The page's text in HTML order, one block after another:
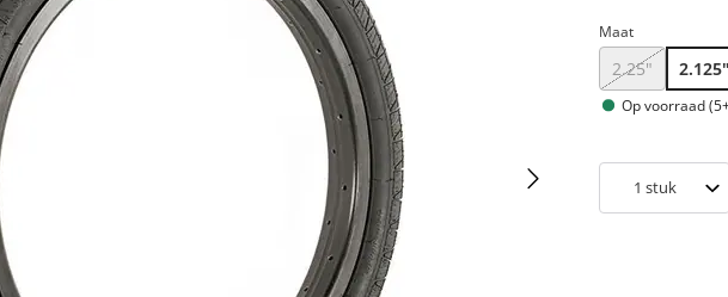
Maat
2.25" 2.125"
Op voorraad
1 stuk